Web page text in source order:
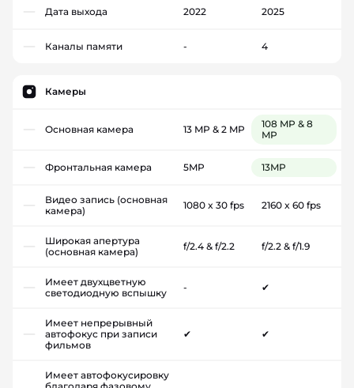
Дата выхода 2022 2025
Каналы памяти - 4
Камеры
Основная камера 13 MP & 2 MP
108 MP & 8
MP
Фронтальная камера 5MP 13MP
Видео запись (основная
камера)
1080 x 30 fps 2160 x 60 fps
Широкая апертура
(основная камера)
f/2.4 & f/2.2 f/2.2 & f/1.9
Имеет двухцветную
светодиодную вспышку
- ✔
Имеет непрерывный
автофокус при записи
фильмов
✔ ✔
Имеет автофокусировку